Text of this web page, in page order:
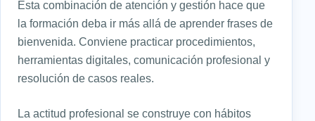
Esta combinación de atención y gestión hace que
la formación deba ir más allá de aprender frases de
bienvenida. Conviene practicar procedimientos,
herramientas digitales, comunicación profesional y
resolución de casos reales.
La actitud profesional se construye con hábitos